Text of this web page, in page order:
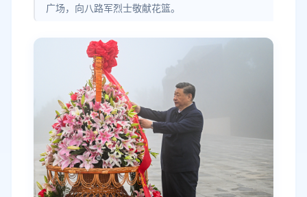
广场，向八路军烈士敬献花篮。